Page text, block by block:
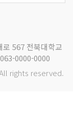
로 567 전북대학교
0000-0000
rights reserved.